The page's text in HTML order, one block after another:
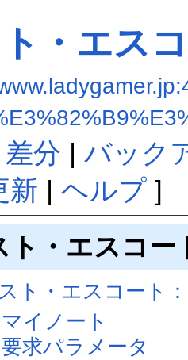
・エス
差分 | バック
新 | ヘルプ]
ト・エスコ
ト・エスコート
マイノート
要求パラメータ